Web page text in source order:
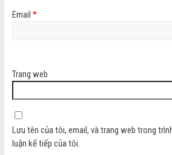
Email *
Trang web
Lưu tên của tôi, email, và trang web trong
luận kế tiếp của tôi.